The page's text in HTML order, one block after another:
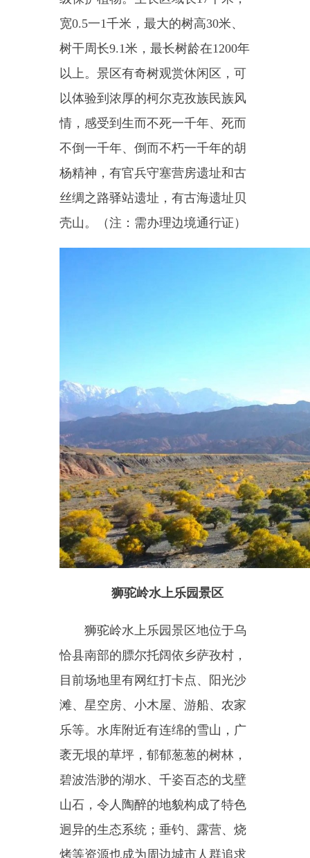
“5·19中国旅游日”
让我们一起
主办：新疆乌恰县人民政府办公室
政府网站标识码：6530240001 新公网安备65302402000101号
地 址：新疆克州乌恰县光明路1号联系电话：0908-4621030法